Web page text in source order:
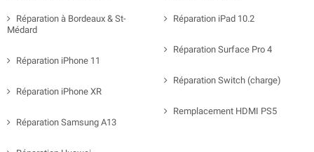
Réparation à Bordeaux & St-
Médard
Réparation iPhone 11
Réparation iPhone XR
Réparation Samsung A13
Réparation iPad 10.2
Réparation Surface Pro 4
Réparation Switch (charge)
Remplacement HDMI PS5